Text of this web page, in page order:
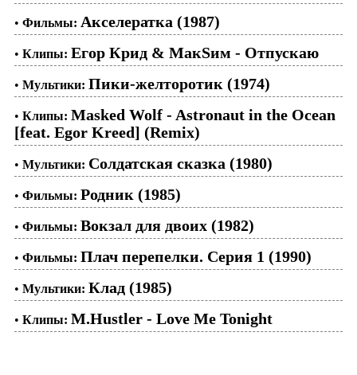
• Фильмы: Акселератка (1987)
• Клипы: Егор Крид & МакSим - Отпускаю
• Мультики: Пики-желторотик (1974)
• Клипы: Masked Wolf - Astronaut in the Ocean
[feat. Egor Kreed] (Remix)
• Мультики: Солдатская сказка (1980)
• Фильмы: Родник (1985)
• Фильмы: Вокзал для двоих (1982)
• Фильмы: Плач перепелки. Серия 1 (1990)
• Мультики: Клад (1985)
• Клипы: M.Hustler - Love Me Tonight